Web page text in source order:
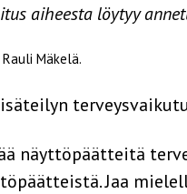
aiheesta löytyy
Mäkelä.
näyttöpäätteitä
Jaa